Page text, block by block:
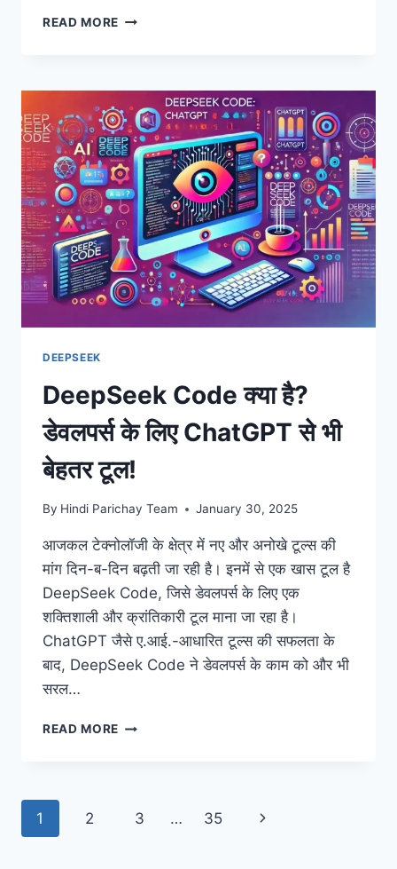
READ MORE DEEPSEEK
AI
इमेज
एनालिसिस
में
CHATGPT
से
आगे
क्यों
है?
DEEPSEEK
DeepSeek Code क्या है?
डेवलपर्स के लिए ChatGPT से भी
बेहतर टूल!
By Hindi Parichay Team January 30, 2025
आजकल टेक्नोलॉजी के क्षेत्र में नए और अनोखे टूल्स की
मांग दिन-ब-दिन बढ़ती जा रही है। इनमें से एक खास टूल है
DeepSeek Code, जिसे डेवलपर्स के लिए एक
शक्तिशाली और क्रांतिकारी टूल माना जा रहा है।
ChatGPT जैसे ए.आई.-आधारित टूल्स की सफलता के
बाद, DeepSeek Code ने डेवलपर्स के काम को और भी
सरल…
READ MORE DEEPSEEK
Page
1 2 3 … 35
Next